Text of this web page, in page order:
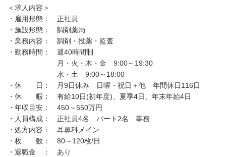
＜求人内容＞
・雇用形態： 正社員
・施設形態： 調剤薬局
・業務内容： 調剤・投薬・監査
・勤務時間： 週40時間制
月・火・木・金 9:00～19:30
水・土 9:00～18:00
・休 日： 月9日休み 日曜・祝日＋他 年間休日116日
・休 暇： 有給10日(初年度)、夏季4日、年末年始4日
・年収目安： 450～550万円
・人員構成： 正社員4名 パート2名 事務
・処方内容： 耳鼻科メイン
・枚 数： 80～120枚/日
・退職金 ： あり